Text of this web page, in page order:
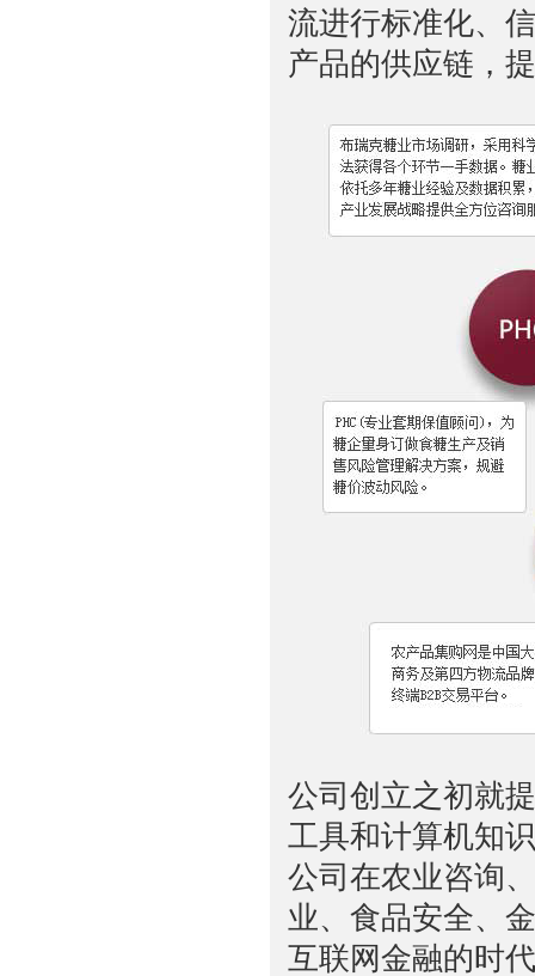
流进行标准化、
产品的供应链，
公司创立之初就
工具和计算机知
公司在农业咨询
业、食品安全、
互联网金融的时